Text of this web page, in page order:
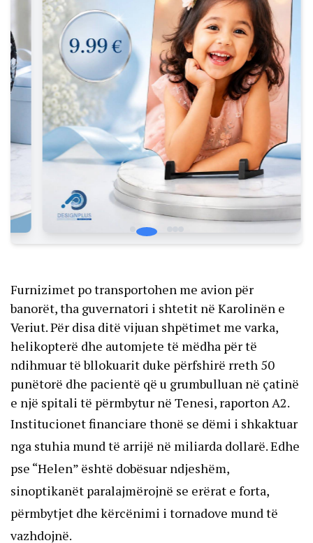
Furnizimet po transportohen me avion për
banorët, tha guvernatori i shtetit në Karolinën e
Veriut. Për disa ditë vijuan shpëtimet me varka,
helikopterë dhe automjete të mëdha për të
ndihmuar të bllokuarit duke përfshirë rreth 50
punëtorë dhe pacientë që u grumbulluan në çatinë
e një spitali të përmbytur në Tenesi, raporton A2.
Institucionet financiare thonë se dëmi i shkaktuar
nga stuhia mund të arrijë në miliarda dollarë. Edhe
pse “Helen” është dobësuar ndjeshëm,
sinoptikanët paralajmërojnë se erërat e forta,
përmbytjet dhe kërcënimi i tornadove mund të
vazhdojnë.